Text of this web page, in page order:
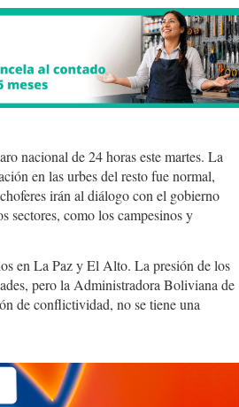
nacional de 24 horas este martes. La
en las urbes del resto fue normal,
irán al diálogo con el gobierno
sectores, como los campesinos y
en La Paz y El Alto. La presión de los
pero la Administradora Boliviana de
de conflictividad, no se tiene una